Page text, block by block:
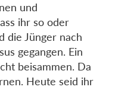
und
ihr so oder
die Jünger nach
gegangen. Ein
beisammen. Da
Heute seid ihr